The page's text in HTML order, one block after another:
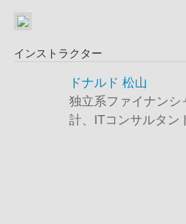
インストラクター
ドナルド 松山
独立系ファイナン
計、ITコンサルタ